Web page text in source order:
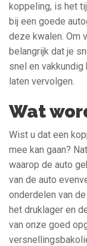
koppeling, is het
bij een goede
deze kwalen. Om
belangrijk dat je
snel en
laten vervolgen.
Wat
Wist u dat een
mee kan gaan?
waarop de auto
van de auto
onderdelen van
het druklager en
van onze goed